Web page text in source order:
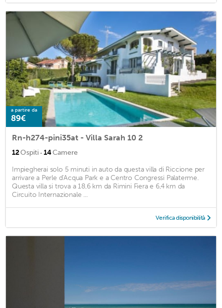
a partire da
89€
Rn-h274-pini35at - Villa Sarah 10 2
12Ospiti · 14Camere
Impiegherai solo 5 minuti in auto da questa villa di Riccione per
arrivare a Perle d'Acqua Park e a Centro Congressi Palaterme.
Questa villa si trova a 18,6 km da Rimini Fiera e 6,4 km da
Circuito Internazionale ...
Verifica disponibilità